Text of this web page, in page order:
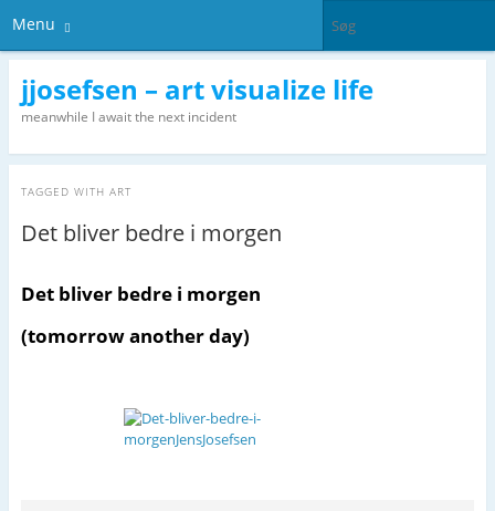
Menu
jjosefsen – art visualize life
meanwhile I await the next incident
TAGGED WITH ART
Det bliver bedre i morgen
Det bliver bedre i morgen
(tomorrow another day)